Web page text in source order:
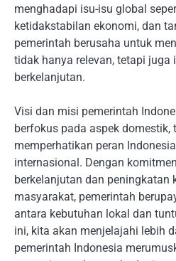
menghadapi isu-isu global
ketidakstabilan ekonomi, dan
pemerintah berusaha untuk
tidak hanya relevan, tetapi juga
berkelanjutan.
Visi dan misi pemerintah
berfokus pada aspek domestik,
memperhatikan peran
internasional. Dengan
berkelanjutan dan peningkatan
masyarakat, pemerintah
antara kebutuhan lokal dan
ini, kita akan menjelajahi lebih
pemerintah Indonesia